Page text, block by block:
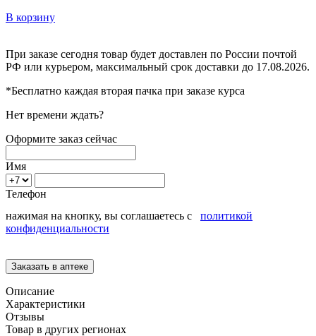
В корзину
При заказе сегодня товар будет доставлен по России почтой
РФ или курьером, максимальный срок доставки до 17.08.2026.
*Бесплатно каждая вторая пачка при заказе курса
Нет времени ждать?
Оформите заказ сейчас
Имя
Телефон
нажимая на кнопку, вы соглашаетесь с политикой
конфиденциальности
Описание
Характеристики
Отзывы
Товар в других регионах